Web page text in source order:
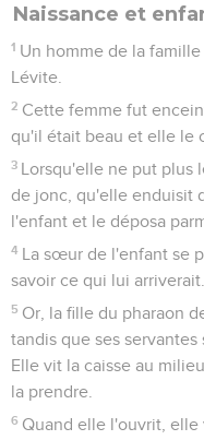
Naissance et
1 Un homme de la
Lévite.
2 Cette femme fut
qu'il était beau et elle le
3 Lorsqu'elle ne put plus
de jonc, qu'elle enduisit
l'enfant et le déposa
4 La sœur de l'enfant se
savoir ce qui lui arriverait.
5 Or, la fille du pharaon
tandis que ses
Elle vit la caisse au
la prendre.
6 Quand elle l'ouvrit,